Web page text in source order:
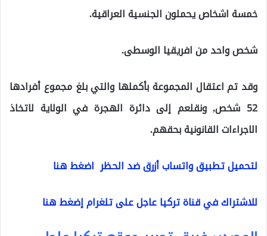
خمسة اشخاص يحملون الجنسية العراقية.
شخص واحد من افريقيا الوسطى.
وقد تم اعتقال المجموعة بأكملها والتي بلغ مجموع أفرادها
52 شخص, ونقلعم إلى دائرة الهجرة في الولاية لاتخاذ
الاجراءات القانونية بحقهم.
لتحميل تطبيق واتساب أزرق ضد الحظر اضغط هنا
للاشتراك في قناة تركيا عاجل على تلغرام إضغط هنا